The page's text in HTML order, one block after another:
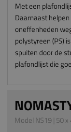
Met een
Daarnaast
oneffenheden
polystyreen (PS)
spuiten door de
plafondlijst die
Model NS19 | 50 x